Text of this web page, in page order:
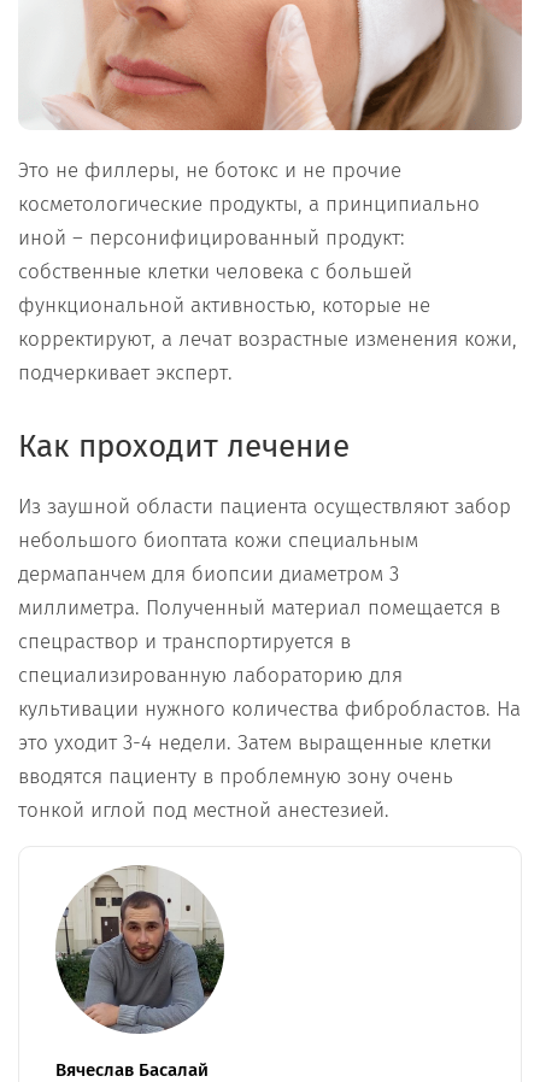
Это не филлеры, не ботокс и не прочие
косметологические продукты, а принципиально
иной – персонифицированный продукт:
собственные клетки человека с большей
функциональной активностью, которые не
корректируют, а лечат возрастные изменения кожи,
подчеркивает эксперт.
Как проходит лечение
Из заушной области пациента осуществляют забор
небольшого биоптата кожи специальным
дермапанчем для биопсии диаметром 3
миллиметра. Полученный материал помещается в
спецраствор и транспортируется в
специализированную лабораторию для
культивации нужного количества фибробластов. На
это уходит 3-4 недели. Затем выращенные клетки
вводятся пациенту в проблемную зону очень
тонкой иглой под местной анестезией.
Вячеслав Басалай